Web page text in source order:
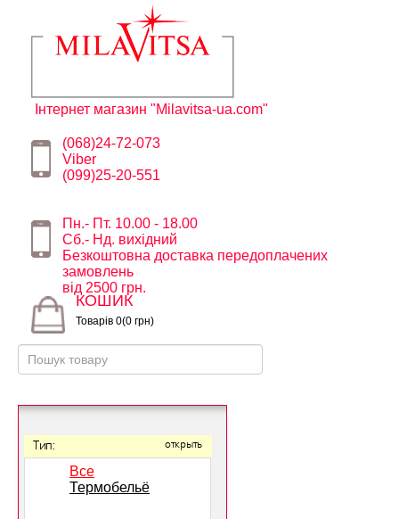
Інтернет магазин "Milavitsa-ua.com"
(068)24-72-073
Viber
(099)25-20-551
Пн.- Пт. 10.00 - 18.00
Сб.- Нд. вихідний
Безкоштовна доставка передоплачених
замовлень
від 2500 грн.
КОШИК
Товарів 0(0 грн)
Тип: открыть
Все
Термобельё